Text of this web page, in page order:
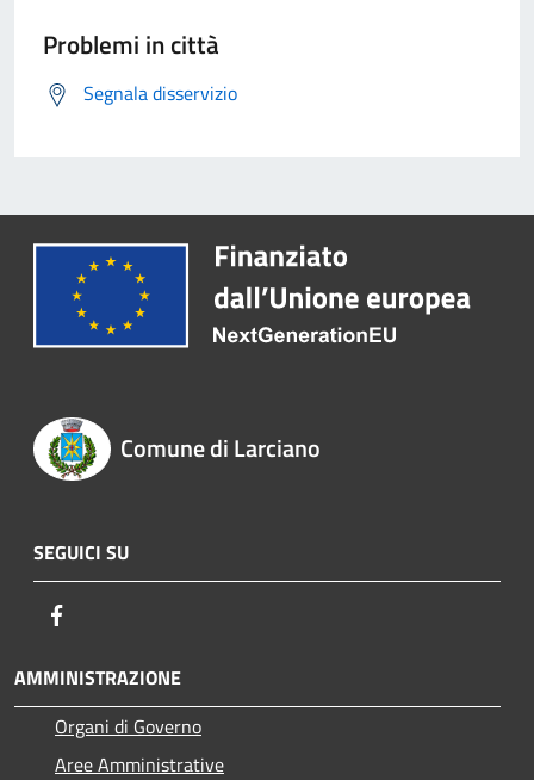
Problemi in città
Segnala disservizio
Comune di Larciano
SEGUICI SU
AMMINISTRAZIONE
Organi di Governo
Aree Amministrative